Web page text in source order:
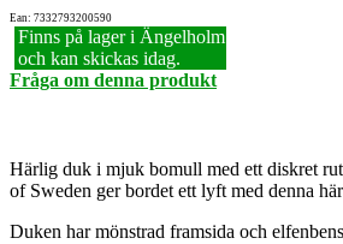
Ean: 7332793200590
Finns på lager i Ängelholm
och kan skickas idag.
Fråga om denna produkt
Härlig duk i mjuk bomull med ett diskret
of Sweden ger bordet ett lyft med denna
Duken har mönstrad framsida och